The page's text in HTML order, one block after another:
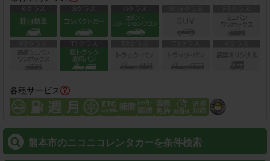
各種サービス
熊本市のニコニコレンタカーを条件検索